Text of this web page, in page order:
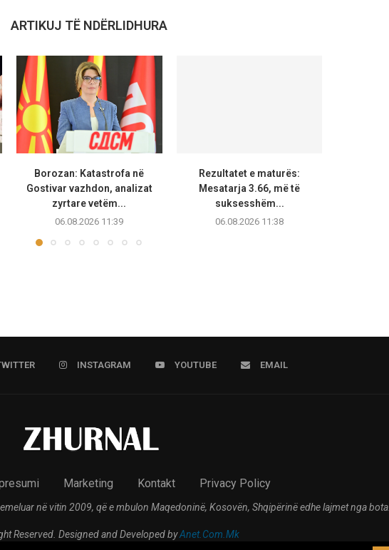
ARTIKUJ TË NDËRLIDHURA
Borozan: Katastrofa në
Gostivar vazhdon, analizat
zyrtare vetëm...
06.08.2026 11:39
Rezultatet e maturës:
Mesatarja 3.66, më të
suksesshëm...
06.08.2026 11:38
INSTAGRAM YOUTUBE EMAIL
Marketing Kontakt Privacy Policy
në vitin 2009, që e mbulon Maqedoninë, Kosovën, Shqipërinë edhe lajmet nga bota.
Reserved. Designed and Developed byAnet.Com.Mk